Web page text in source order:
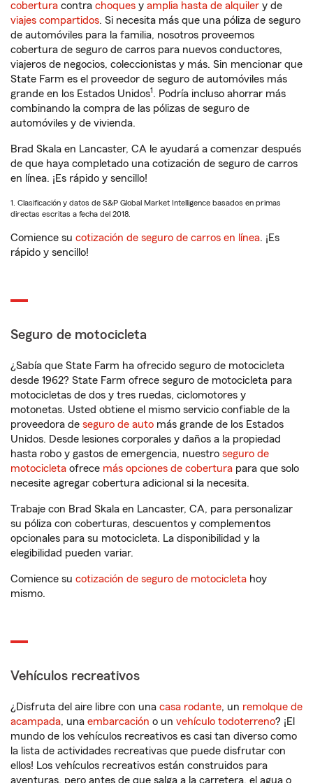
cobertura contra choques y amplia hasta de alquiler y de
viajes compartidos. Si necesita más que una póliza de seguro
de automóviles para la familia, nosotros proveemos
cobertura de seguro de carros para nuevos conductores,
viajeros de negocios, coleccionistas y más. Sin mencionar que
State Farm es el proveedor de seguro de automóviles más
grande en los Estados Unidos1. Podría incluso ahorrar más
combinando la compra de las pólizas de seguro de
automóviles y de vivienda.
Brad Skala en Lancaster, CA le ayudará a comenzar después
de que haya completado una cotización de seguro de carros
en línea. ¡Es rápido y sencillo!
1. Clasificación y datos de S&P Global Market Intelligence basados en primas
directas escritas a fecha del 2018.
Comience su cotización de seguro de carros en línea. ¡Es
rápido y sencillo!
Seguro de motocicleta
¿Sabía que State Farm ha ofrecido seguro de motocicleta
desde 1962? State Farm ofrece seguro de motocicleta para
motocicletas de dos y tres ruedas, ciclomotores y
motonetas. Usted obtiene el mismo servicio confiable de la
proveedora de seguro de auto más grande de los Estados
Unidos. Desde lesiones corporales y daños a la propiedad
hasta robo y gastos de emergencia, nuestro seguro de
motocicleta ofrece más opciones de cobertura para que solo
necesite agregar cobertura adicional si la necesita.
Trabaje con Brad Skala en Lancaster, CA, para personalizar
su póliza con coberturas, descuentos y complementos
opcionales para su motocicleta. La disponibilidad y la
elegibilidad pueden variar.
Comience su cotización de seguro de motocicleta hoy
mismo.
Vehículos recreativos
¿Disfruta del aire libre con una casa rodante, un remolque de
acampada, una embarcación o un vehículo todoterreno? ¡El
mundo de los vehículos recreativos es casi tan diverso como
la lista de actividades recreativas que puede disfrutar con
ellos! Los vehículos recreativos están construidos para
aventuras, pero antes de que salga a la carretera, el agua o